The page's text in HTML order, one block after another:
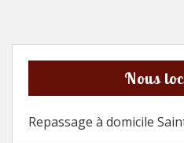
Nous
Repassage à domicile